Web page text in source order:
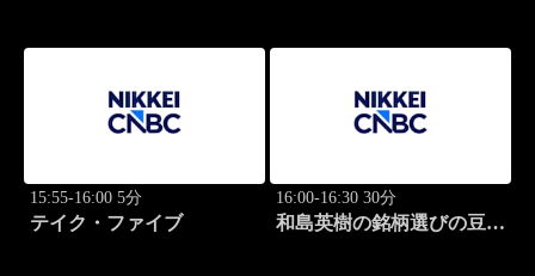
15:55-16:00 5分
テイク・ファイブ
16:00-16:30 30分
和島英樹の銘柄選びの豆知